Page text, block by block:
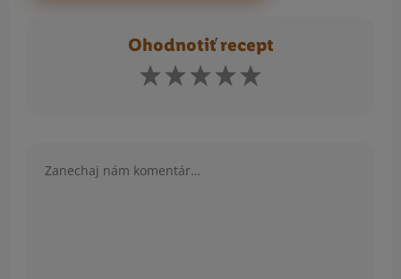
Ohodnotiť recept